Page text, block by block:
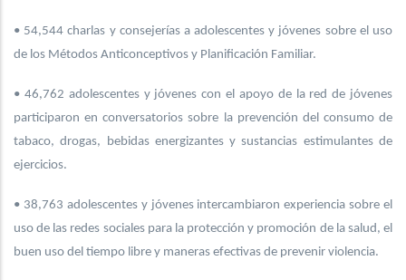
• 54,544 charlas y consejerías a adolescentes y jóvenes sobre el uso
de los Métodos Anticonceptivos y Planificación Familiar.
• 46,762 adolescentes y jóvenes con el apoyo de la red de jóvenes
participaron en conversatorios sobre la prevención del consumo de
tabaco, drogas, bebidas energizantes y sustancias estimulantes de
ejercicios.
• 38,763 adolescentes y jóvenes intercambiaron experiencia sobre el
uso de las redes sociales para la protección y promoción de la salud, el
buen uso del tiempo libre y maneras efectivas de prevenir violencia.